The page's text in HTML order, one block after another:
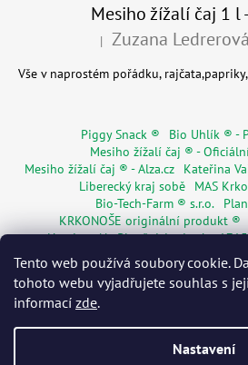
Tento web používá soubory cookie.
tohoto webu vyjadřujete souhlas s
informací zde.
Nastavení
Hodnocení produktu je 5 z 5
| Zuzana Ledrerová
Vše v naprostém pořádku,
Piggy Snack ®
Bio Uhlík ® -
Mesiho žížalí čaj ® -
Mesiho žížalí čaj ® - Alza.cz
Kateřina
Liberecký kraj sobě
MAS
Bio-Tech-Farm ® s.r.o.
KRKONOŠE originální produkt ®
Hostinec Na Ploužnici od roku 1715
Živá Dřevěnka
Regionální značky
Rodinné pasy
Senior pas